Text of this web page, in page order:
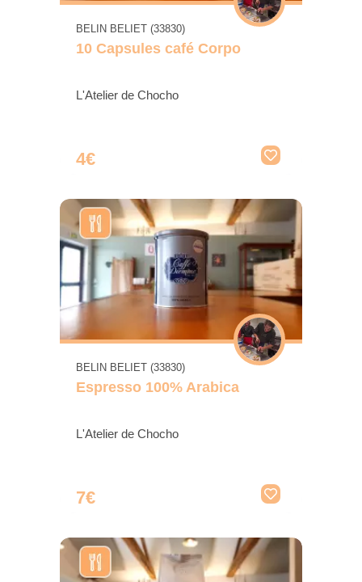
BELIN BELIET (33830)
10 Capsules café Corpo
L'Atelier de Chocho
4€
BELIN BELIET (33830)
Espresso 100% Arabica
L'Atelier de Chocho
7€